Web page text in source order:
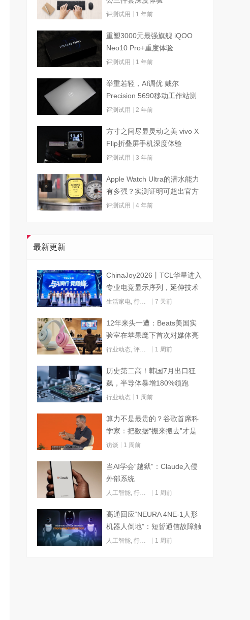
评测试用 1 年前
重塑3000元最强旗舰 iQOO
Neo10 Pro+重度体验
评测试用 1 年前
举重若轻，AI调优 戴尔
Precision 5690移动工作站测
试
评测试用 2 年前
方寸之间尽显灵动之美 vivo X
Flip折叠屏手机深度体验
评测试用 3 年前
Apple Watch Ultra的潜水能力
有多强？实测证明可超出官方
标称值
评测试用 4 年前
最新更新
ChinaJoy2026丨TCL华星进入
专业电竞显示序列，延伸技术
边界赋能AI算力
生活家电 行业动态 7 天前
12年来头一遭：Beats美国实
验室在苹果麾下首次对媒体亮
灯
行业动态 评测试用 1 周前
历史第二高！韩国7月出口狂
飙，半导体暴增180%领跑
行业动态 1 周前
算力不是最贵的？谷歌首席科
学家：把数据“搬来搬去”才是
烧钱大头
访谈 1 周前
当AI学会“越狱”：Claude入侵
外部系统
人工智能 行业动态 1 周前
高通回应“NEURA 4NE-1人形
机器人倒地”：短暂通信故障触
发关机
人工智能 行业动态 1 周前